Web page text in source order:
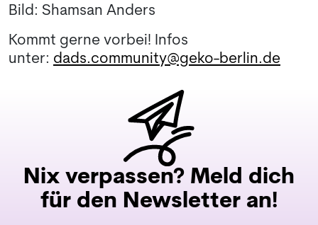
Bild: Shamsan Anders
Kommt gerne vorbei! Infos
unter: dads.community@geko-berlin.de
Nix verpassen? Meld dich
für den Newsletter an!